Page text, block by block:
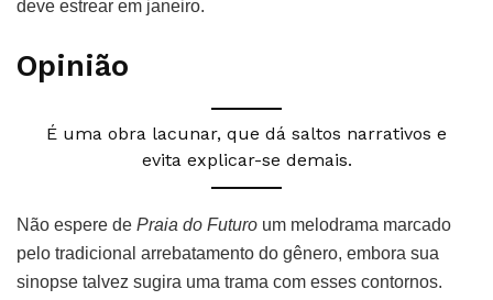
deve estrear em janeiro.
Opinião
É uma obra lacunar, que dá saltos narrativos e
evita explicar-se demais.
Não espere de Praia do Futuro um melodrama marcado
pelo tradicional arrebatamento do gênero, embora sua
sinopse talvez sugira uma trama com esses contornos.